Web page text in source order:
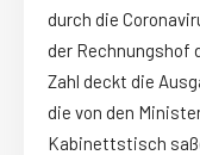
durch die
der Rechnungshof
Zahl deckt die
die von den
Kabinettstisch